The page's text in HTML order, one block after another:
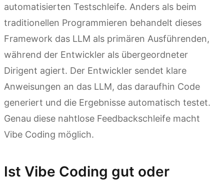
automatisierten Testschleife. Anders als beim
traditionellen Programmieren behandelt dieses
Framework das LLM als primären Ausführenden,
während der Entwickler als übergeordneter
Dirigent agiert. Der Entwickler sendet klare
Anweisungen an das LLM, das daraufhin Code
generiert und die Ergebnisse automatisch testet.
Genau diese nahtlose Feedbackschleife macht
Vibe Coding möglich.
Ist Vibe Coding gut oder